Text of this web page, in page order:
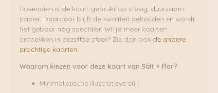
Bovendien is de kaart gedrukt op stevig, duurzaam
papier. Daardoor blijft de kwaliteit behouden en wordt
het gebaar nóg specialer. Wil je meer kaarten
ontdekken in dezelfde sfeer? Zie dan ook de andere
prachtige kaarten.
Waarom kiezen voor deze kaart van Sâlt + Flor?
Minimalistische illustratieve stijl